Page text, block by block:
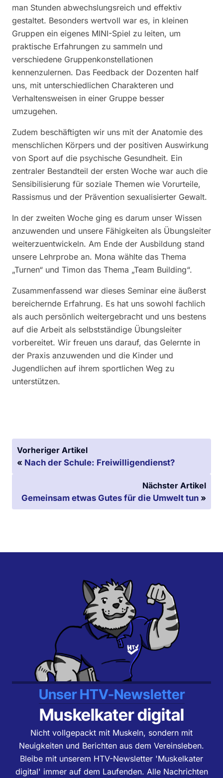
man Stunden abwechslungsreich und effektiv
gestaltet. Besonders wertvoll war es, in kleinen
Gruppen ein eigenes MINI-Spiel zu leiten, um
praktische Erfahrungen zu sammeln und
verschiedene Gruppenkonstellationen
kennenzulernen. Das Feedback der Dozenten half
uns, mit unterschiedlichen Charakteren und
Verhaltensweisen in einer Gruppe besser
umzugehen.
Zudem beschäftigten wir uns mit der Anatomie des
menschlichen Körpers und der positiven Auswirkung
von Sport auf die psychische Gesundheit. Ein
zentraler Bestandteil der ersten Woche war auch die
Sensibilisierung für soziale Themen wie Vorurteile,
Rassismus und der Prävention sexualisierter Gewalt.
In der zweiten Woche ging es darum unser Wissen
anzuwenden und unsere Fähigkeiten als Übungsleiter
weiterzuentwickeln. Am Ende der Ausbildung stand
unsere Lehrprobe an. Mona wählte das Thema
„Turnen“ und Timon das Thema „Team Building“.
Zusammenfassend war dieses Seminar eine äußerst
bereichernde Erfahrung. Es hat uns sowohl fachlich
als auch persönlich weitergebracht und uns bestens
auf die Arbeit als selbstständige Übungsleiter
vorbereitet. Wir freuen uns darauf, das Gelernte in
der Praxis anzuwenden und die Kinder und
Jugendlichen auf ihrem sportlichen Weg zu
unterstützen.
Vorheriger Artikel
« Nach der Schule: Freiwilligendienst?
Nächster Artikel
Gemeinsam etwas Gutes für die Umwelt tun »
Unser HTV-Newsletter
Muskelkater digital
Nicht vollgepackt mit Muskeln, sondern mit
Neuigkeiten und Berichten aus dem Vereinsleben.
Bleibe mit unserem HTV-Newsletter 'Muskelkater
digital' immer auf dem Laufenden. Alle Nachrichten